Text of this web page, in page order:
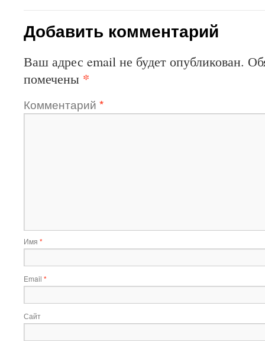
Добавить комментарий
Ваш адрес email не будет опубликован.
помечены *
Комментарий *
Имя *
Email *
Сайт